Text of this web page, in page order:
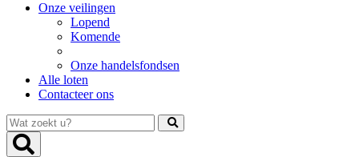
Onze veilingen
Lopend
Komende
Onze handelsfondsen
Alle loten
Contacteer ons
Wat
zoekt
u?